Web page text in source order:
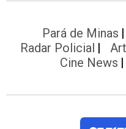
Pará de Minas
Radar Policial
Cine News